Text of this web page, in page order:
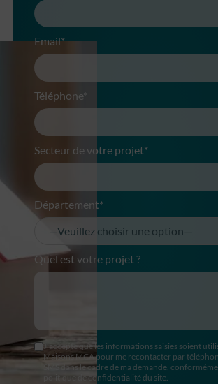
Email*
Téléphone*
Secteur de votre projet*
Département*
Quel est votre projet ?
J’accepte que les informations saisies soient
Maisons MCA pour me recontacter par
SMS dans le cadre de ma demande,
politique de confidentialité du site.